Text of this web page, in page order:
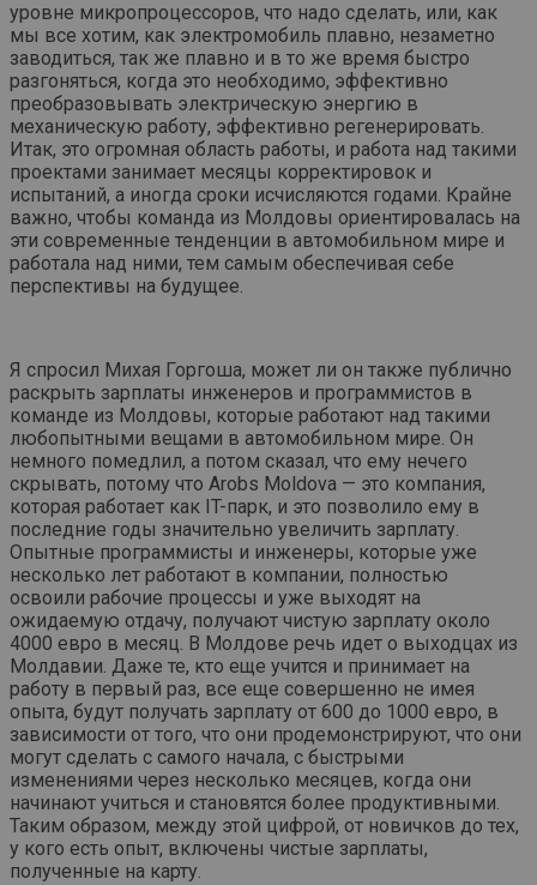
уровне микропроцессоров, что надо сделать, или, как
мы все хотим, как электромобиль плавно, незаметно
заводиться, так же плавно и в то же время быстро
разгоняться, когда это необходимо, эффективно
преобразовывать электрическую энергию в
механическую работу, эффективно регенерировать.
Итак, это огромная область работы, и работа над такими
проектами занимает месяцы корректировок и
испытаний, а иногда сроки исчисляются годами. Крайне
важно, чтобы команда из Молдовы ориентировалась на
эти современные тенденции в автомобильном мире и
работала над ними, тем самым обеспечивая себе
перспективы на будущее.
Я спросил Михая Горгоша, может ли он также публично
раскрыть зарплаты инженеров и программистов в
команде из Молдовы, которые работают над такими
любопытными вещами в автомобильном мире. Он
немного помедлил, а потом сказал, что ему нечего
скрывать, потому что Arobs Moldova — это компания,
которая работает как IT-парк, и это позволило ему в
последние годы значительно увеличить зарплату.
Опытные программисты и инженеры, которые уже
несколько лет работают в компании, полностью
освоили рабочие процессы и уже выходят на
ожидаемую отдачу, получают чистую зарплату около
4000 евро в месяц. В Молдове речь идет о выходцах из
Молдавии. Даже те, кто еще учится и принимает на
работу в первый раз, все еще совершенно не имея
опыта, будут получать зарплату от 600 до 1000 евро, в
зависимости от того, что они продемонстрируют, что они
могут сделать с самого начала, с быстрыми
изменениями через несколько месяцев, когда они
начинают учиться и становятся более продуктивными.
Таким образом, между этой цифрой, от новичков до тех,
у кого есть опыт, включены чистые зарплаты,
полученные на карту.